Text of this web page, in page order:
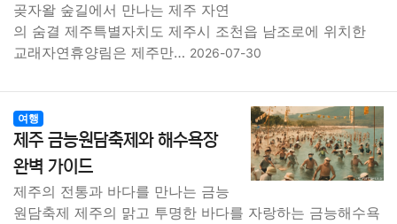
부동산 외국어 교육 교통 생활 기타
곶자왈 숲길에서 만나는 제주 자연
의 숨결 제주특별자치도 제주시 조천읍 남조로에 위치한
교래자연휴양림은 제주만… 2026-07-30
여행
제주 금능원담축제와 해수욕장
완벽 가이드
제주의 전통과 바다를 만나는 금능
원담축제 제주의 맑고 투명한 바다를 자랑하는 금능해수욕